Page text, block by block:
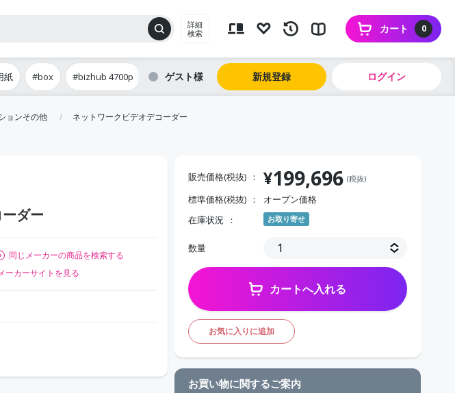
詳細
検索
0
カート
紙 #box #bizhub 4700p ゲスト 新規登録 ログイン
ョンその他 ネットワークビデオデコーダー
ダー
同じメーカーの商品を検索する
ーカーサイトを見る
販売価格(税抜) ¥199,696 (税抜)
標準価格(税抜)
オープン価格
在庫状況
お取り寄せ
数量
カートへ入れる
お気に入りに追加
お買い物に関するご案内